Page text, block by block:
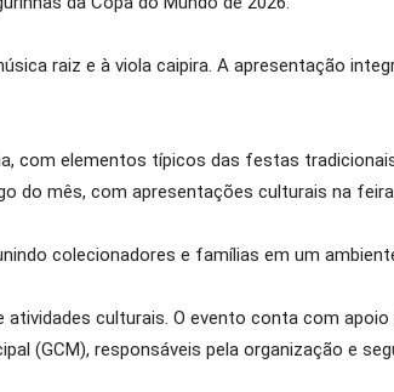
raiz e à viola caipira. A apresentação
com elementos típicos das festas
do mês, com apresentações culturais na
colecionadores e famílias em um
culturais. O evento conta com apoio
(GCM), responsáveis pela organização e